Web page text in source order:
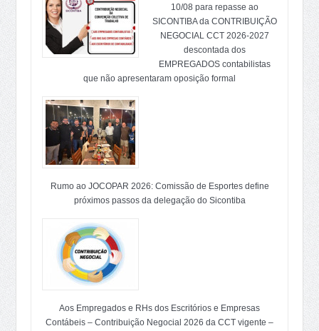
10/08 para repasse ao
SICONTIBA da CONTRIBUIÇÃO
NEGOCIAL CCT 2026-2027
descontada dos
EMPREGADOS contabilistas
que não apresentaram oposição formal
Rumo ao JOCOPAR 2026: Comissão de Esportes define
próximos passos da delegação do Sicontiba
Aos Empregados e RHs dos Escritórios e Empresas
Contábeis – Contribuição Negocial 2026 da CCT vigente –